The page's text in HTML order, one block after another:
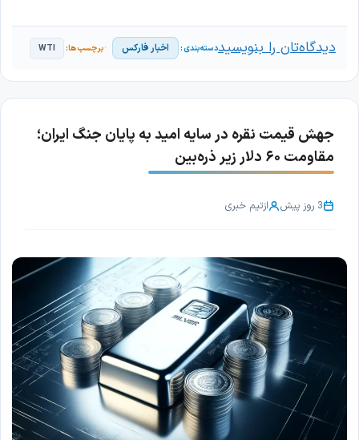
اخبار فارکس WTI دیدگاه‌تان را بنویسید
جهش قیمت نقره در سایه امید به پایان جنگ ایران؛
مقاومت ۶۰ دلار زیر ذره‌بین
3 روز پیش ازتیم خبری